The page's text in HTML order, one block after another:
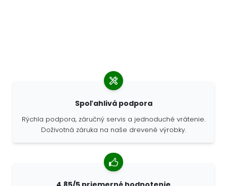
Spoľahlivá podpora
Rýchla podpora, záručný servis a jednoduché vrátenie.
Doživotná záruka na naše drevené výrobky.